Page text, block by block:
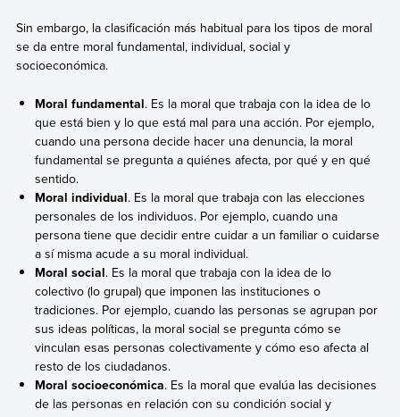
Sin embargo, la clasificación más habitual para los tipos de moral
se da entre moral fundamental, individual, social y
socioeconómica.
Moral fundamental. Es la moral que trabaja con la idea de lo
que está bien y lo que está mal para una acción. Por ejemplo,
cuando una persona decide hacer una denuncia, la moral
fundamental se pregunta a quiénes afecta, por qué y en qué
sentido.
Moral individual. Es la moral que trabaja con las elecciones
personales de los individuos. Por ejemplo, cuando una
persona tiene que decidir entre cuidar a un familiar o cuidarse
a sí misma acude a su moral individual.
Moral social. Es la moral que trabaja con la idea de lo
colectivo (lo grupal) que imponen las instituciones o
tradiciones. Por ejemplo, cuando las personas se agrupan por
sus ideas políticas, la moral social se pregunta cómo se
vinculan esas personas colectivamente y cómo eso afecta al
resto de los ciudadanos.
Moral socioeconómica. Es la moral que evalúa las decisiones
de las personas en relación con su condición social y